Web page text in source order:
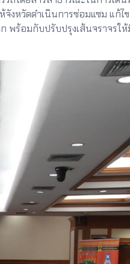
หวัดดำเนินการซ่อมแซม แก้ไ
ร้อมกับปรับปรุงเส้นจราจรให้